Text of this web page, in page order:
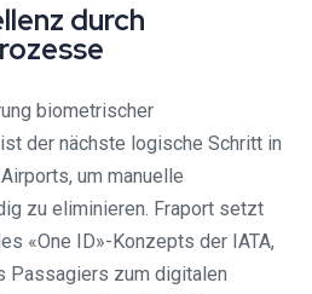
durch
biometrischer
der nächste logische Schritt in
um manuelle
zu eliminieren. Fraport setzt
«One ID»-Konzepts der IATA,
Passagiers zum digitalen